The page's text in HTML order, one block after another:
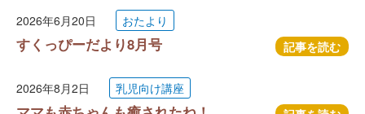
2026年6月20日 おたより
すくっぴーだより8月号 記事を読む
2026年8月2日 乳児向け講座